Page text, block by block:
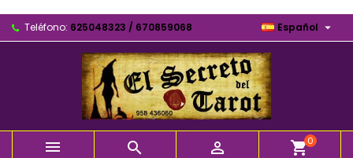
Teléfono: 625048323 / 670859068 Español 
   shopping_cart0